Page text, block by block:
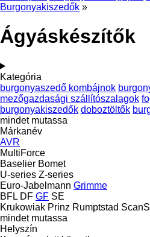
Burgonyakiszedők »
Ágyáskészítők
Kategória
burgonyaszedő kombájnok
mezőgazdasági szállítószalagok
burgonyakiszedők doboztöltők
mindet mutassa
Márkanév
AVR
MultiForce
Baselier Bomet
U-series Z-series
Euro-Jabelmann Grimme
BFL DF GF SE
Krukowiak Prinz Rumptstad
mindet mutassa
Helyszín